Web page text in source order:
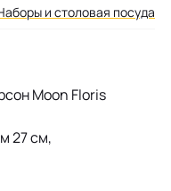
и столовая посуда
Moon Floris
27 см,